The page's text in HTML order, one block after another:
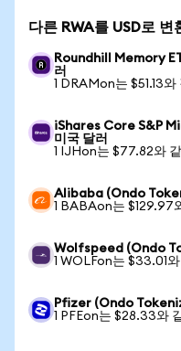
다른 RWA를 USD로 변
Roundhill Memory
러
1 DRAMon는 $51.13와
iShares Core S&P
미국 달러
1 IJHon는 $77.82와
Alibaba (Ondo
1 BABAon는 $129.97
Wolfspeed (Ondo
1 WOLFon는 $33.01
Pfizer (Ondo
1 PFEon는 $28.33와